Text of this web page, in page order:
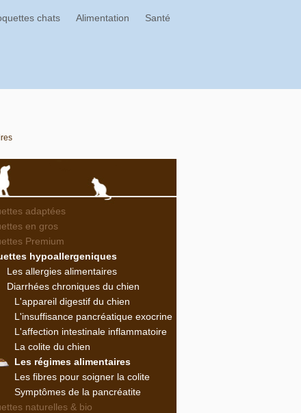
chats Alimentation Santé
adaptées
en gros
Premium
hypoallergeniques
Les allergies alimentaires
Diarrhées chroniques du chien
L'appareil digestif du chien
L'insuffisance pancréatique exocrine
L'affection intestinale inflammatoire
La colite du chien
Les régimes alimentaires
Les fibres pour soigner la colite
Symptômes de la pancréatite
naturelles & bio